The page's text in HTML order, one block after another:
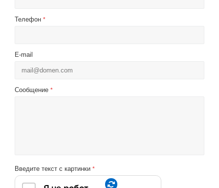
Телефон *
E-mail
Сообщение *
Введите текст с картинки *